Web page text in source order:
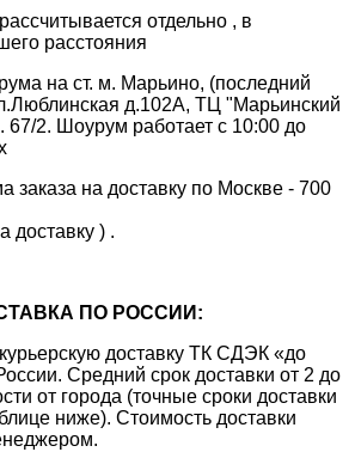
отдельно , в
расстояния
на ст. м. Марьино, (последний
д.102А, ТЦ "Марьинский
67/2. Шоурум работает с 10:00 до
заказа на доставку по Москве - 700
доставку ) .
ПО РОССИИ:
доставку ТК СДЭК «до
Средний срок доставки от 2 до
от города (точные сроки доставки
ниже). Стоимость доставки